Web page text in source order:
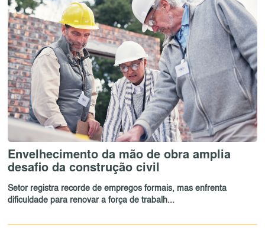
Envelhecimento da mão de obra amplia
desafio da construção civil
Setor registra recorde de empregos formais, mas enfrenta
dificuldade para renovar a força de trabalh...